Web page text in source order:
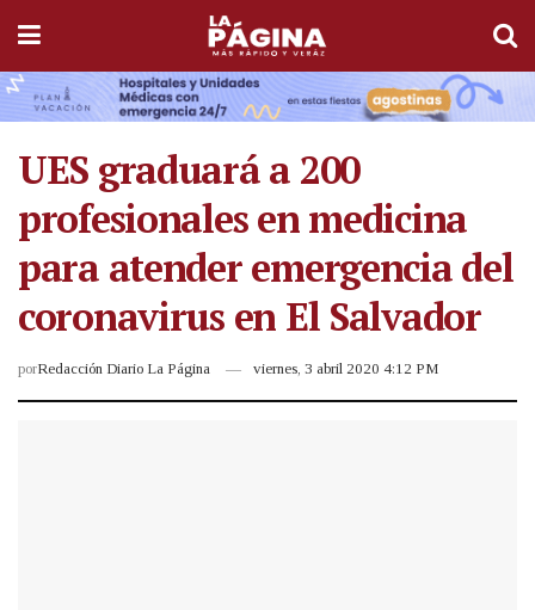
UES graduará a 200
profesionales en medicina
para atender emergencia del
coronavirus en El Salvador
porRedacción Diario La Página viernes, 3 abril 2020 4:12 PM